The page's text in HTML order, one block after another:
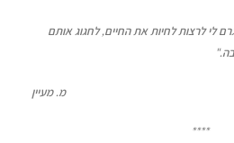
לי לרצות לחיות את החיים, לחגוג אותם
מ. מעיין
****